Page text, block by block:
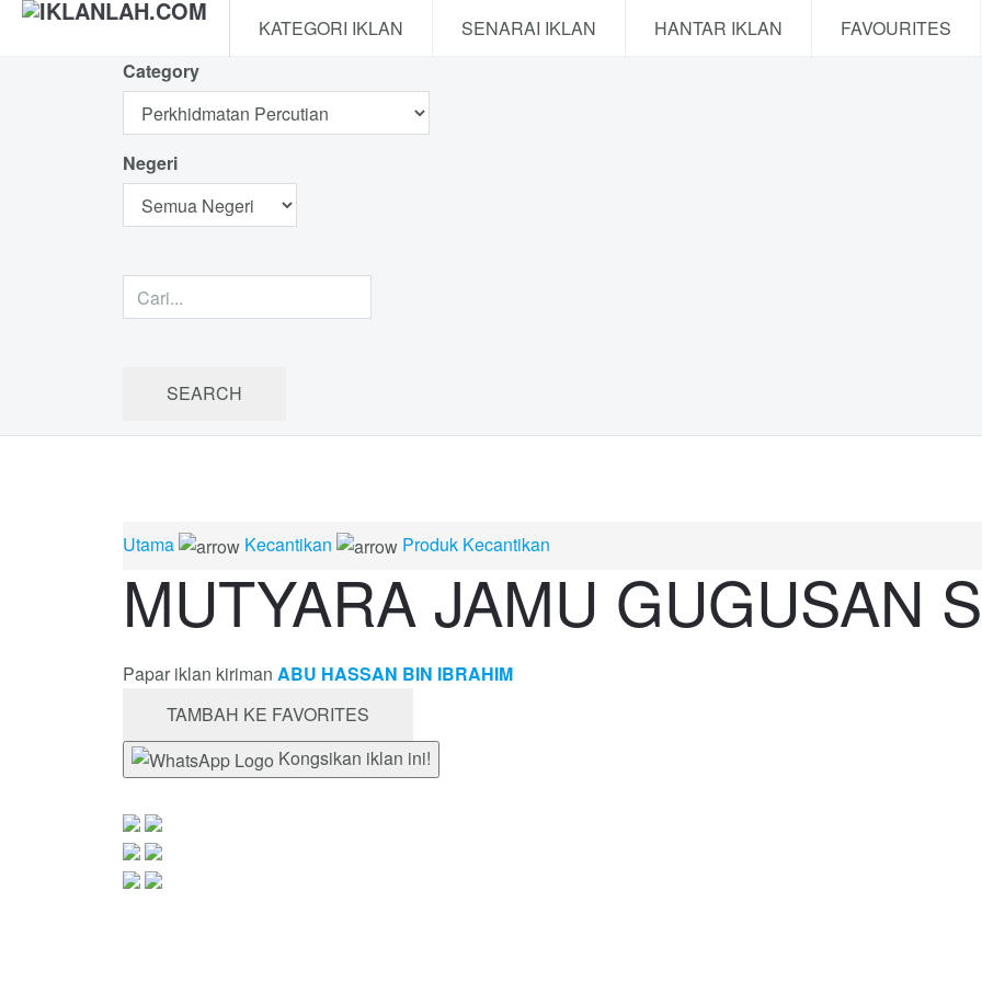
KATEGORI IKLAN SENARAI IKLAN HANTAR IKLAN FAVOURITES
Category
Negeri
Utama Kecantikan Produk Kecantikan
MUTYARA JAMU GUGUSAN
Papar iklan kiriman ABU HASSAN BIN IBRAHIM
TAMBAH KE FAVORITES
Kongsikan iklan ini!